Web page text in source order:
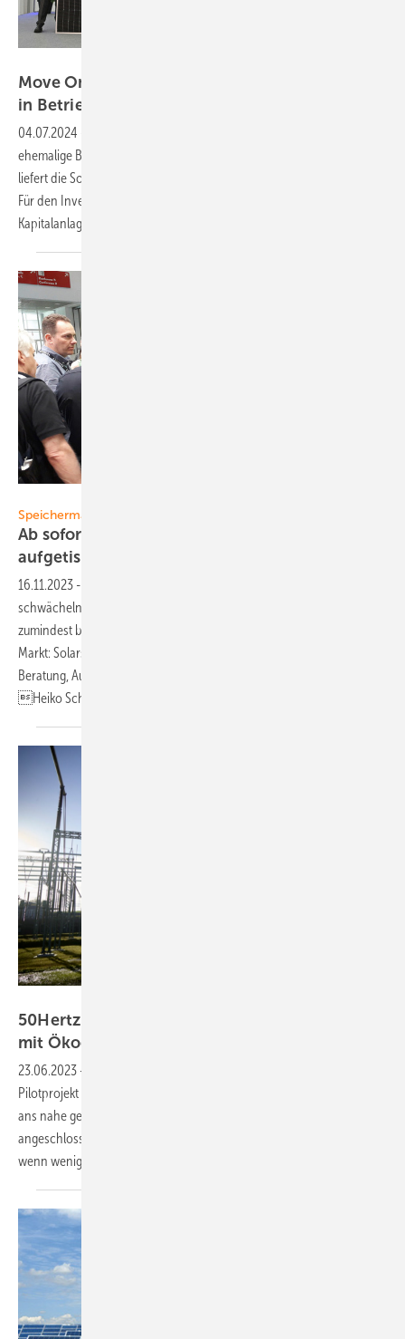
Move On nimmt riesigen Energiepark Witznitz
in Betrieb
04.07.2024
ehemalige Bergbaufläche südlich von Leipzig gebaut. Die Anlage
liefert die Sonnenenergie direkt ins Übertragungsnetz mit 380 Kilovolt.
Für den Investor Signal Iduna ist es eine nachhaltige und langfristige
Kapitalanlage.
Speichermarkt
Ab so fort wird nur noch Schwarzbrot
aufgetischt
16.11.2023 -
schwächelnde Nachfrage im privaten Segment führt zur Absatzkrise,
zumindest bei Heimspeichern. Dafür öffnet sich ein sehr potenter
Markt: Solarspeicher für gewerbliche Anwendungen. Allerdings sind
Beratung, Auslegung und Installation deutlich anspruchsvoller.
HeikoSchwarzburger
50Hertz und Enertrag erproben Netzstabilität
mit Ökoenergieanlagen
23.06.2023 -
Pilotprojekt in Brandenburg: Ökostromanlagen mit 500 Megawatt sind
ans nahe gelegene Umspannwerk des Übertragungsnetzbetreiber
angeschlossen. Sie sollen künftig Blindleistung bereitstellen, auch
wenn wenig Wind